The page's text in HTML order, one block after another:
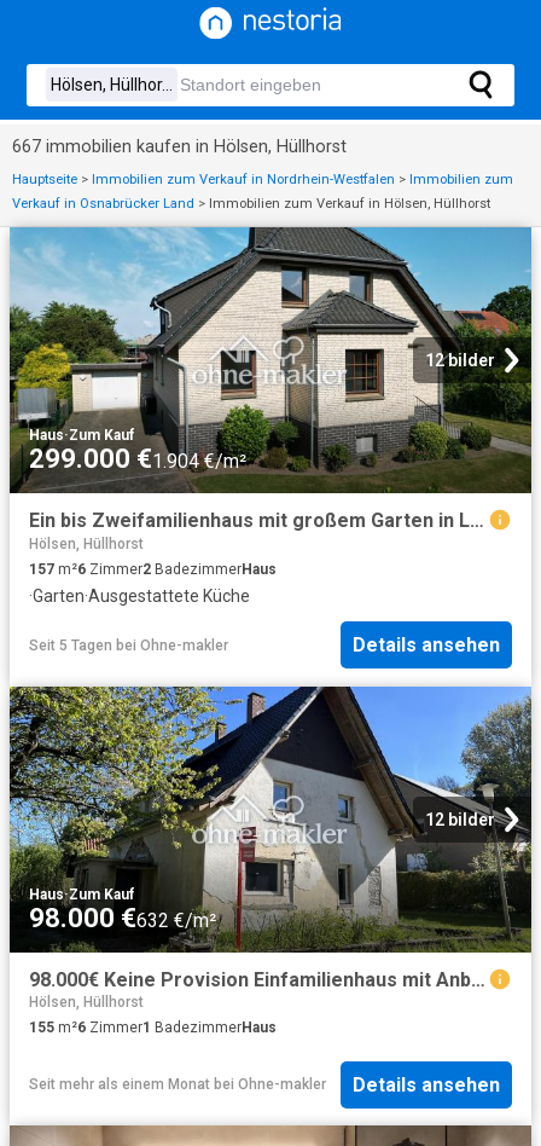
667 immobilien kaufen in Hölsen, Hüllhorst
Hauptseite > Immobilien zum Verkauf in Nordrhein-Westfalen > Immobilien zum
Verkauf in Osnabrücker Land > Immobilien zum Verkauf in Hölsen, Hüllhorst
12 bilder
Haus·Zum Kauf
299.000 €1.904 €/m²
Ein bis Zweifamilienhaus mit großem Garten in Löhne Mennighüffen
Hölsen, Hüllhorst
157 m²6 Zimmer2 BadezimmerHaus
·Garten·Ausgestattete Küche
Seit 5 Tagen bei Ohne-makler Details ansehen
12 bilder
Haus·Zum Kauf
98.000 €632 €/m²
98.000€ Keine Provision Einfamilienhaus mit Anbau und 2833m2 großem Grundstück im Grünen gelegen
Hölsen, Hüllhorst
155 m²6 Zimmer1 BadezimmerHaus
Seit mehr als einem Monat bei Ohne-makler Details ansehen